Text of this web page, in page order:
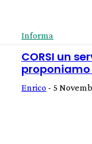
Informa
CORSI un
proponiamo
Enrico - 5